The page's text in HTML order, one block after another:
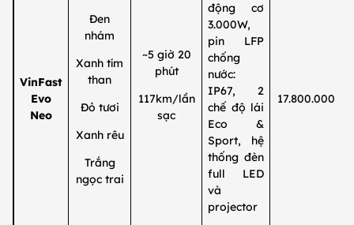
VinFast
Evo
Neo
Đen
nhám
Xanh tím
than
Đỏ tươi
Xanh rêu
Trắng
ngọc trai
~5 giờ 20
phút
117km/lần
sạc
động cơ
3.000W,
pin LFP
chống
nước:
IP67, 2
chế độ lái
Eco &
Sport, hệ
thống đèn
full LED
và
projector
17.800.000